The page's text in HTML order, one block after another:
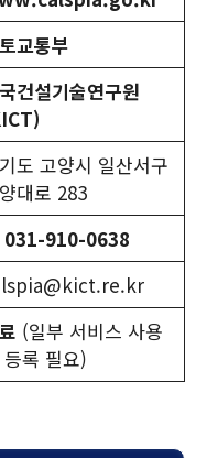
교통부
건설기술연구원
도 고양시 일산서구
대로 283
031-910-0638
(일부 서비스 사용
록 필요)